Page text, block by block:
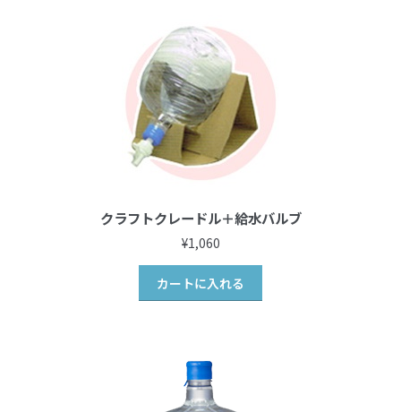
クラフトクレードル＋給水バルブ
¥1,060
カートに入れる